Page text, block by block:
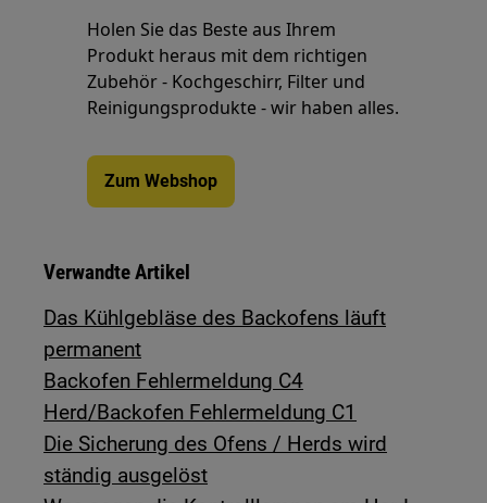
Holen Sie das Beste aus Ihrem
Produkt heraus mit dem richtigen
Zubehör - Kochgeschirr, Filter und
Reinigungsprodukte - wir haben alles.
Zum Webshop
Verwandte Artikel
Das Kühlgebläse des Backofens läuft
permanent
Backofen Fehlermeldung C4
Herd/Backofen Fehlermeldung C1
Die Sicherung des Ofens / Herds wird
ständig ausgelöst